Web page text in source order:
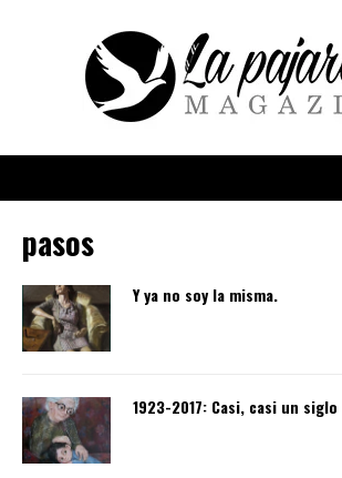
pasos
Y ya no soy la misma.
1923-2017: Casi, casi un